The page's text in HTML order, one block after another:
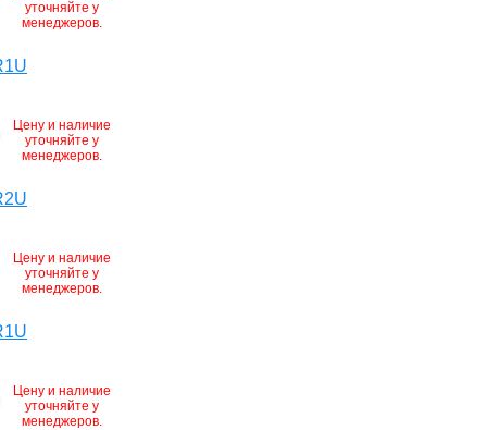
уточняйте у
менеджеров.
Цену и наличие
уточняйте у
менеджеров.
Цену и наличие
уточняйте у
менеджеров.
Цену и наличие
уточняйте у
менеджеров.